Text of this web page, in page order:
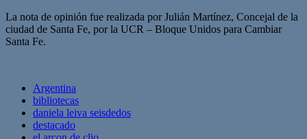
La nota de opinión fue realizada por Julián Martínez, Concejal de la
ciudad de Santa Fe, por la UCR – Bloque Unidos para Cambiar
Santa Fe.
Argentina
bibliotecas
daniela leiva seisdedos
destacado